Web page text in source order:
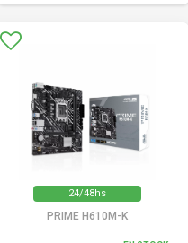
24/48hs
PRIME H610M-K